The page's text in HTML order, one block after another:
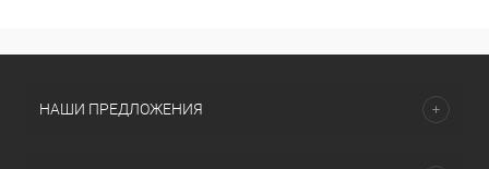
НАШИ ПРЕДЛОЖЕНИЯ